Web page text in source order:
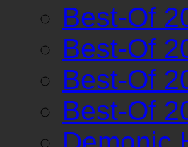
Best-Of
Best-Of
Best-Of
Best-Of